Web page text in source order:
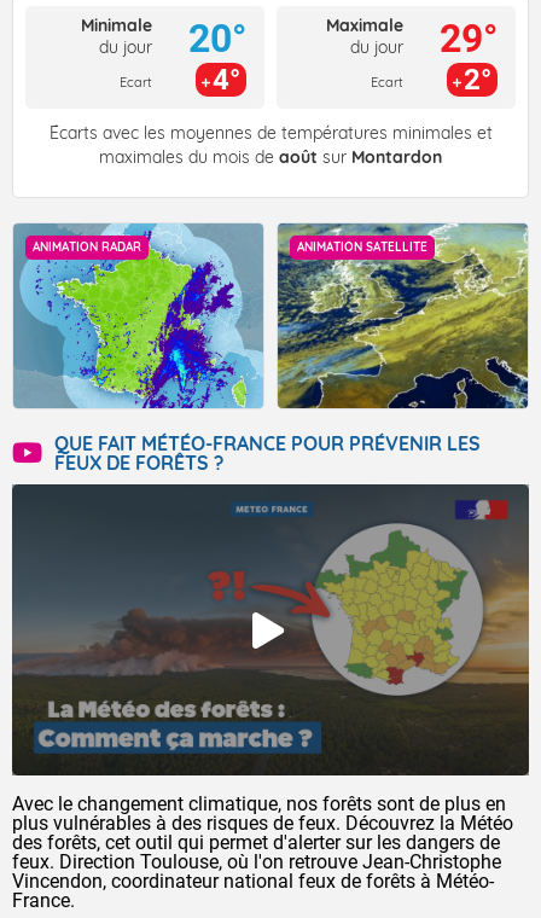
Minimale
du jour
Ecart
20°
4°
Maximale
du jour
Ecart
29°
2°
Écarts avec les moyennes de températures minimales et
maximales du mois de août sur Montardon
ANIMATION RADAR ANIMATION SATELLITE
QUE FAIT MÉTÉO-FRANCE POUR PRÉVENIR LES
FEUX DE FORÊTS ?
Avec le changement climatique, nos forêts sont de plus en
plus vulnérables à des risques de feux. Découvrez la Météo
des forêts, cet outil qui permet d'alerter sur les dangers de
feux. Direction Toulouse, où l'on retrouve Jean-Christophe
Vincendon, coordinateur national feux de forêts à Météo-
France.